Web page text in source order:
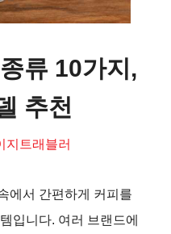
류 10가지,
추천
지트래블러
에서 간편하게 커피를
입니다. 여러 브랜드에